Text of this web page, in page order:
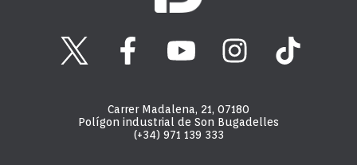
Carrer Madalena, 21, 07180
Polígon industrial de Son Bugadelles
(+34) 971 139 333